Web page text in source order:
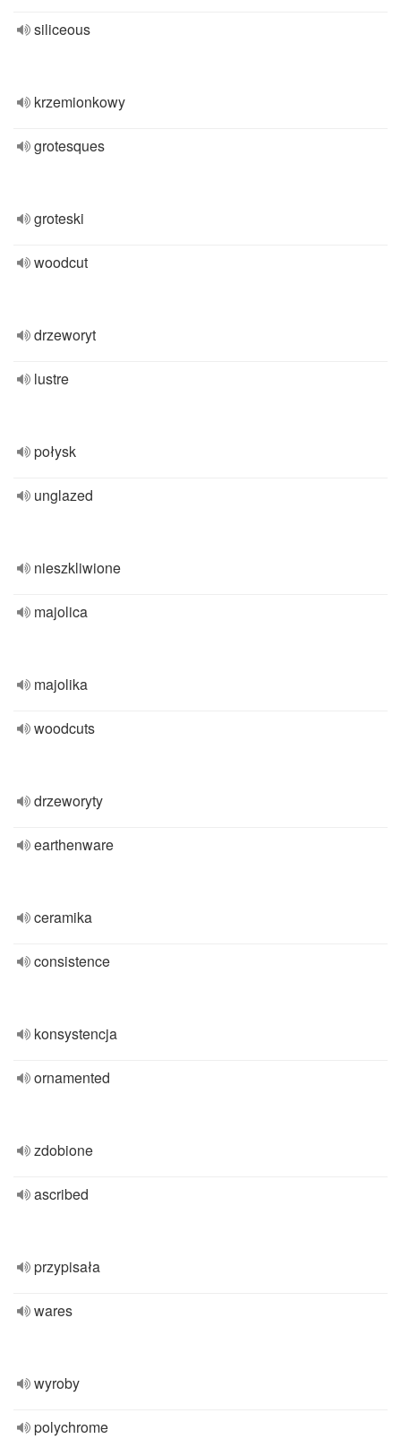
siliceous
krzemionkowy
grotesques
groteski
woodcut
drzeworyt
lustre
połysk
unglazed
nieszkliwione
majolica
majolika
woodcuts
drzeworyty
earthenware
ceramika
consistence
konsystencja
ornamented
zdobione
ascribed
przypisała
wares
wyroby
polychrome